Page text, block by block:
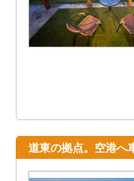
道東の拠点。空港へ